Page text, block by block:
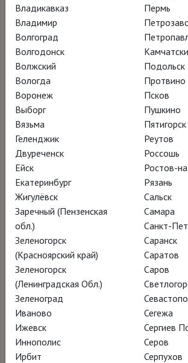
полотна Клиффорда Стилла,
помощи мастихина, все, по
Ротко, «лишились дара речи».
вместе с Ротко, Джексоном
Барнеттом Ньюманом, нередко
перед современниками одним
всадников арт-апокалипсиса.
именно он нередко
в совместных выставках и
сближался с другими
Сейчас Клиффорд Стилл – один
дорогих американских
в 2011 году его композиция
ушла с молотка на аукционе
почти 62 миллиона долларов.
Фильм «Бескомпромиссный
Стилл» – это портрет художника,
вдохновлённый его
характером и пламенеющей
Владикавказ
Владимир
Волгоград
Волгодонск
Волжский
Вологда
Воронеж
Выборг
Вязьма
Геленджик
Двуреченск
Ейск
Екатеринбург
Жигулёвск
Заречный (Пензенская
обл.)
Зеленогорск
(Красноярский край)
Зеленогорск
(Ленинградская Обл.)
Зеленоград
Иваново
Ижевск
Иннополис
Ирбит
Пермь
Подольск
Протвино
Псков
Пушкино
Пятигорск
Реутов
Россошь
Ростов-
Рязань
Сальск
Самара
Санкт-
Саранск
Саратов
Саров
Сегежа
Сергиев
Серов
Серпухов